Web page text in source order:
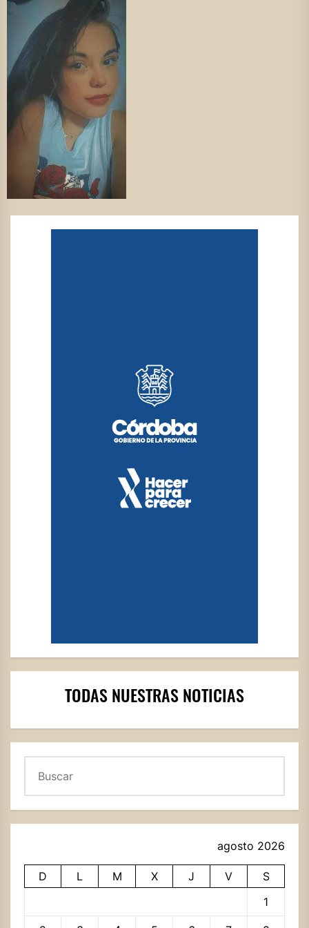
TODAS NUESTRAS NOTICIAS
agosto 2026
D L M X J V
S
1